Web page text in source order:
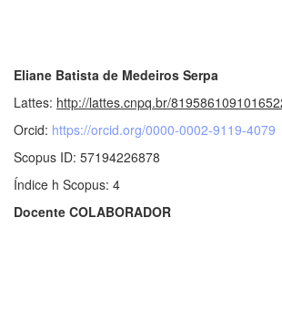
Eliane Batista de Medeiros Serpa
Lattes: http://lattes.cnpq.br/
Orcid: https://orcid.org/0000-0002-9119-4079
Scopus ID: 57194226878
Índice h Scopus: 4
Docente COLABORADOR